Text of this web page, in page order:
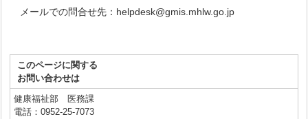
メールでの問合せ先：helpdesk@gmis.mhlw.go.jp
このページに関する
お問い合わせは
健康福祉部 医務課
電話：0952-25-7073